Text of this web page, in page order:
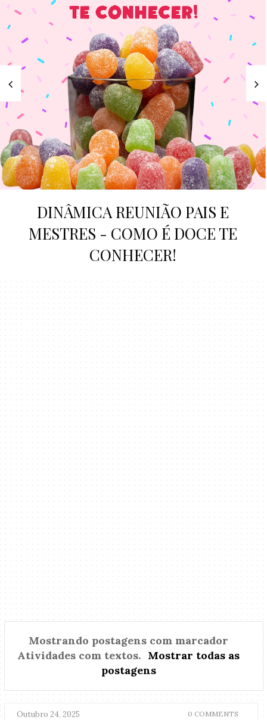
DINÂMICA REUNIÃO PAIS E
MESTRES - COMO É DOCE TE
CONHECER!
Mostrando postagens com marcador
Atividades com textos. Mostrar todas as
postagens
Outubro 24, 2025 0 COMMENTS